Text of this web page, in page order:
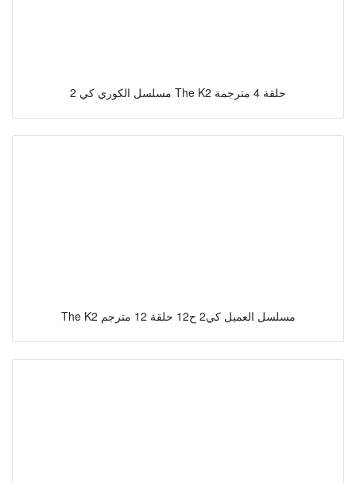
مسلسل الكوري كي 2 The K2 حلقة 4 مترجمة
The K2 مسلسل العميل كي2 ح12 حلقة 12 مترجم